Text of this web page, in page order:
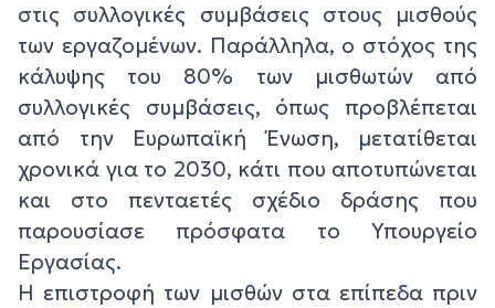
στις συλλογικές συμβάσεις στους μισθούς
των εργαζομένων. Παράλληλα, ο στόχος της
κάλυψης του 80% των μισθωτών από
συλλογικές συμβάσεις, όπως προβλέπεται
από την Ευρωπαϊκή Ένωση, μετατίθεται
χρονικά για το 2030, κάτι που αποτυπώνεται
και στο πενταετές σχέδιο δράσης που
παρουσίασε πρόσφατα το Υπουργείο
Εργασίας.
Η επιστροφή των μισθών στα επίπεδα πριν